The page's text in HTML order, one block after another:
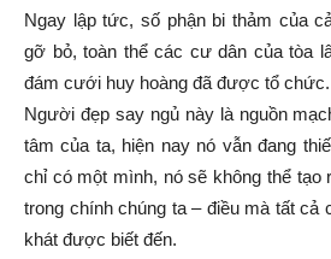
Ngay lập tức, số phận bi thảm của
gỡ bỏ, toàn thể các cư dân của tòa
đám cưới huy hoàng đã được tổ chức.
Người đẹp say ngủ này là nguồn
tâm của ta, hiện nay nó vẫn đang
chỉ có một mình, nó sẽ không thể tạo
trong chính chúng ta – điều mà tất cả
khát được biết đến.